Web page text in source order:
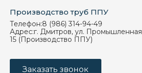
Производство труб ППУ
Телефон:8 (986) 314-94-49
Адрес:г. Дмитров, ул. Промышленная
15 (Производство ППУ)
Заказать звонок